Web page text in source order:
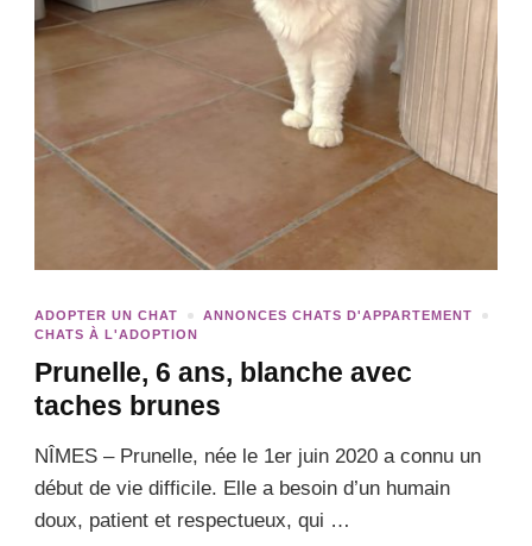
ADOPTER UN CHAT
ANNONCES CHATS D'APPARTEMENT
CHATS À L'ADOPTION
Prunelle, 6 ans, blanche avec
taches brunes
NÎMES – Prunelle, née le 1er juin 2020 a connu un
début de vie difficile. Elle a besoin d’un humain
doux, patient et respectueux, qui …